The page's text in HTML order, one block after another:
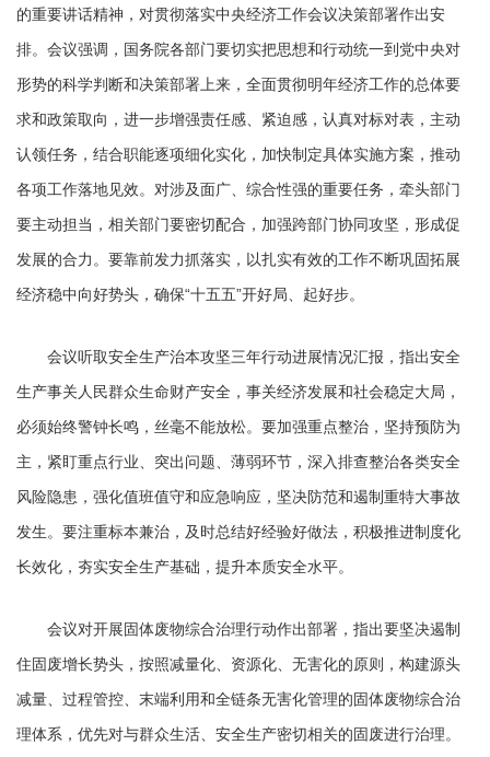
的重要讲话精神，对贯彻落实中央经济工作会议决策部署作出安
排。会议强调，国务院各部门要切实把思想和行动统一到党中央对
形势的科学判断和决策部署上来，全面贯彻明年经济工作的总体要
求和政策取向，进一步增强责任感、紧迫感，认真对标对表，主动
认领任务，结合职能逐项细化实化，加快制定具体实施方案，推动
各项工作落地见效。对涉及面广、综合性强的重要任务，牵头部门
要主动担当，相关部门要密切配合，加强跨部门协同攻坚，形成促
发展的合力。要靠前发力抓落实，以扎实有效的工作不断巩固拓展
经济稳中向好势头，确保“十五五”开好局、起好步。
会议听取安全生产治本攻坚三年行动进展情况汇报，指出安全
生产事关人民群众生命财产安全，事关经济发展和社会稳定大局，
必须始终警钟长鸣，丝毫不能放松。要加强重点整治，坚持预防为
主，紧盯重点行业、突出问题、薄弱环节，深入排查整治各类安全
风险隐患，强化值班值守和应急响应，坚决防范和遏制重特大事故
发生。要注重标本兼治，及时总结好经验好做法，积极推进制度化
长效化，夯实安全生产基础，提升本质安全水平。
会议对开展固体废物综合治理行动作出部署，指出要坚决遏制
住固废增长势头，按照减量化、资源化、无害化的原则，构建源头
减量、过程管控、末端利用和全链条无害化管理的固体废物综合治
理体系，优先对与群众生活、安全生产密切相关的固废进行治理。